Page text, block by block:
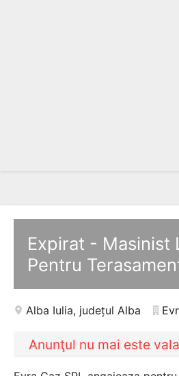
Expirat - Masinist
Pentru
Alba Iulia, județul Alba
Anunţul nu mai este